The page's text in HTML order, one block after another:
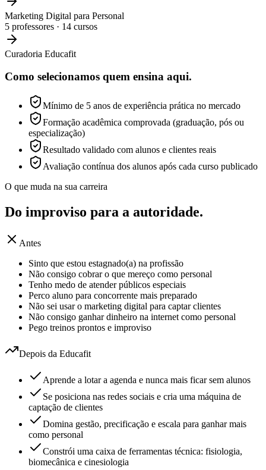
Marketing Digital para Personal
5 professores · 14 cursos
Curadoria Educafit
Como selecionamos quem ensina aqui.
Mínimo de 5 anos de experiência prática no mercado
Formação acadêmica comprovada (graduação, pós ou
especialização)
Resultado validado com alunos e clientes reais
Avaliação contínua dos alunos após cada curso publicado
O que muda na sua carreira
Do improviso para a autoridade.
Antes
Sinto que estou estagnado(a) na profissão
Não consigo cobrar o que mereço como personal
Tenho medo de atender públicos especiais
Perco aluno para concorrente mais preparado
Não sei usar o marketing digital para captar clientes
Não consigo ganhar dinheiro na internet como personal
Pego treinos prontos e improviso
Depois da Educafit
Aprende a lotar a agenda e nunca mais ficar sem alunos
Se posiciona nas redes sociais e cria uma máquina de
captação de clientes
Domina gestão, precificação e escala para ganhar mais
como personal
Constrói uma caixa de ferramentas técnica: fisiologia,
biomecânica e cinesiologia